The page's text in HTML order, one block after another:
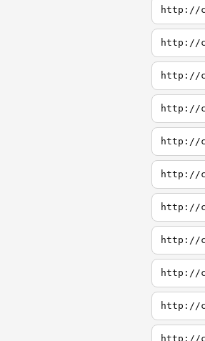
http://
http://
http://
http://
http://
http://
http://
http://
http://
http://
http://